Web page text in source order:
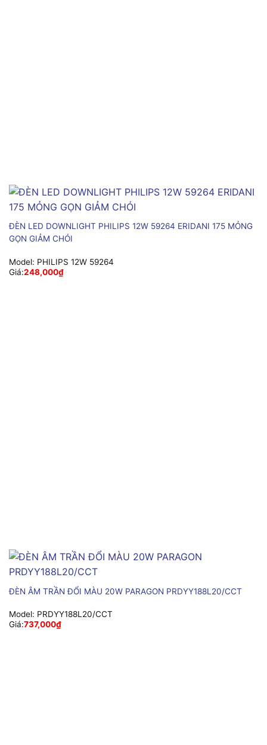
ĐÈN LED DOWNLIGHT PHILIPS 12W 59264 ERIDANI 175 MỎNG
GỌN GIẢM CHÓI
Model: PHILIPS 12W 59264
Giá:248,000₫
ĐÈN ÂM TRẦN ĐỔI MÀU 20W PARAGON PRDYY188L20/CCT
Model: PRDYY188L20/CCT
Giá:737,000₫